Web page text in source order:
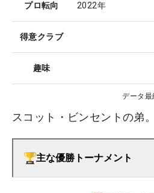
プロ転向 2022年
得意クラブ
趣味
データ最
スコット・ビンセントの弟。
主な優勝トーナメント